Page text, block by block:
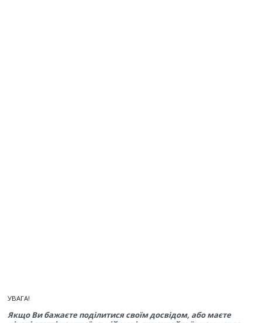
УВАГА!
Якщо Ви бажаєте поділитися своїм досвідом, або маєте